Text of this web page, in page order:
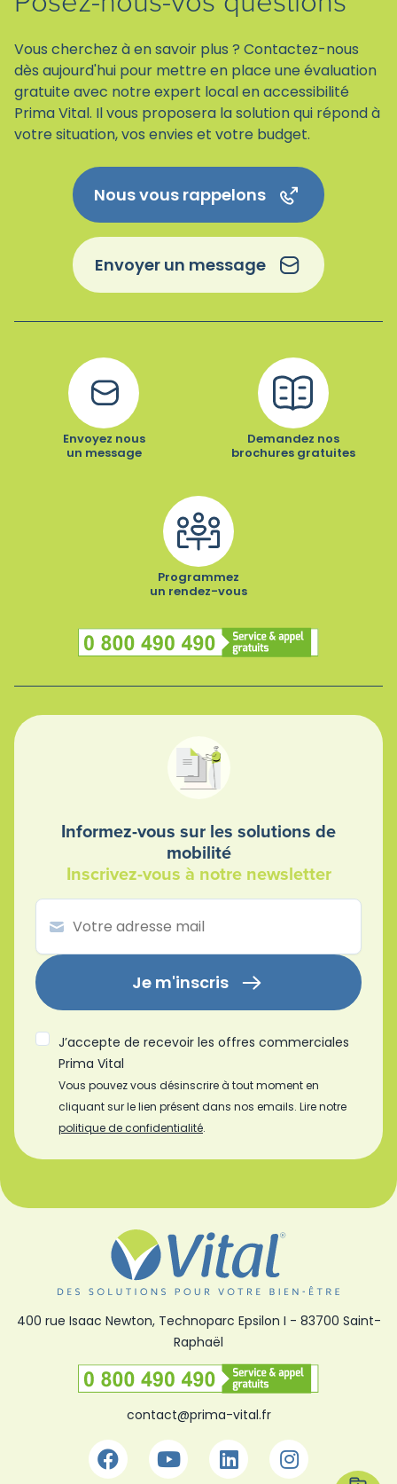
Vous cherchez à en savoir plus ? Contactez-nous
dès aujourd'hui pour mettre en place une évaluation
gratuite avec notre expert local en accessibilité
Prima Vital. Il vous proposera la solution qui répond à
votre situation, vos envies et votre budget.
Nous vous rappelons
Envoyer un message
Envoyez nous
un message
Demandez nos
brochures gratuites
Programmez
un rendez-vous
Informez-vous sur les solutions de
mobilité
Inscrivez-vous à notre newsletter
Je m'inscris
J’accepte de recevoir les offres commerciales
Prima Vital
Vous pouvez vous désinscrire à tout moment en
cliquant sur le lien présent dans nos emails. Lire notre
politique de confidentialité.
400 rue Isaac Newton, Technoparc Epsilon I - 83700 Saint-
Raphaël
contact@prima-vital.fr
Facebook
YoutubeLinkedin